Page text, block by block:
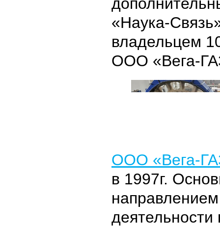
«Наука-
владельцем
ООО «Вега-
ООО «Вега-
в 1997г.
направлением
деятельности